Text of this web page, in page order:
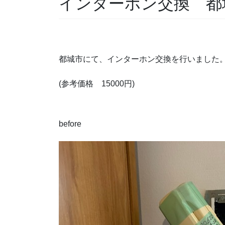
都城市にて、インターホン交換を行いました
(参考価格 15000円)
before